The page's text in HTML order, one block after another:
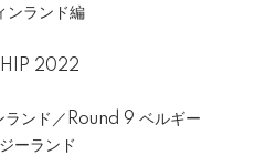
ンランド編
2022
ンド／Round 9 ベルギー
ーランド